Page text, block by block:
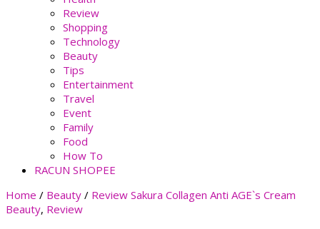
Review
Shopping
Technology
Beauty
Tips
Entertainment
Travel
Event
Family
Food
How To
RACUN SHOPEE
Home / Beauty / Review Sakura Collagen Anti AGE`s Cream
Beauty, Review